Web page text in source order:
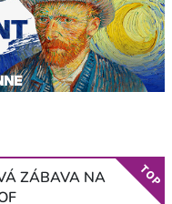
ZÁBAVA NA
TOP